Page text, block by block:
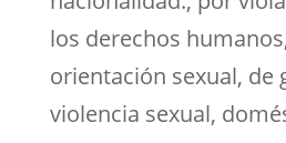
los derechos
orientación sexual, de
violencia sexual,